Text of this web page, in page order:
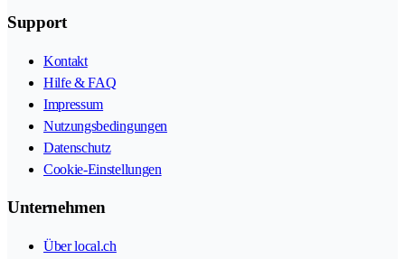
Support
Kontakt
Hilfe & FAQ
Impressum
Nutzungsbedingungen
Datenschutz
Cookie-Einstellungen
Unternehmen
Über local.ch